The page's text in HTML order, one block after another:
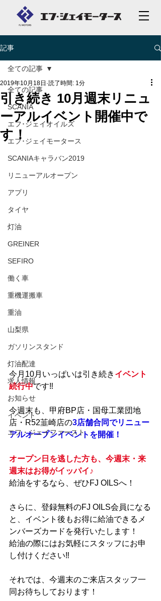
記事
全ての記事
SCANIA
エフ･ジェイオイルズ
エフ･ジェイモータース
SCANIAキャラバン2019
リニューアルオープン
アプリ
タイヤ
灯油
GREINER
SEFIRO
働く車
重機運搬車
重油
山梨県
ガソリンスタンド
灯油配達
求人情報
お知らせ
イベント
エフ・ジェイファースト
全ての記事
引き続き 10月週末リニュ
ーアルイベント開催中で
す！
2019年10月18日 読了時間: 1分
今月10月いっぱいは引き続き イベント
続行中です‼
今週末も、甲府BP店・国母工業団地
店・R52韮崎店の3店舗合同でリニュー
アルオープンイベントを開催！
オープン日を逃した方も、今週末・来
週末はお得がイッパイ♪
給油をするなら、ぜひFJ OILSへ！
さらに、登録無料のFJ OILS会員になる
と、イベント後もお得に給油できるメ
ンバーズカードを発行いたします！
給油の際にはお気軽にスタッフにお申
し付けください‼
それでは、今週末のご来店スタッフ一
同お待ちしております！